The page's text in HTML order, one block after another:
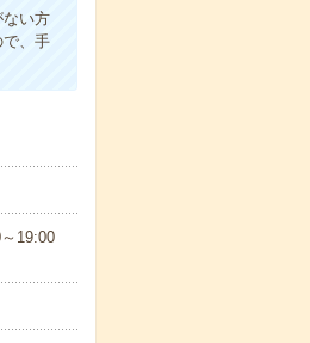
い方
、手
19:00